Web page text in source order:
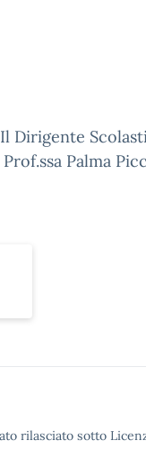
Il Dirigente
Prof.ssa Palma
rilasciato sotto